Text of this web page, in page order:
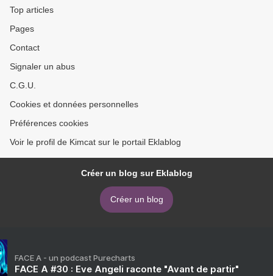
Top articles
Pages
Contact
Signaler un abus
C.G.U.
Cookies et données personnelles
Préférences cookies
Voir le profil de Kimcat sur le portail Eklablog
Créer un blog sur Eklablog
Créer un blog
FACE A - un podcast Purecharts
FACE A #30 : Eve Angeli raconte "Avant de partir"